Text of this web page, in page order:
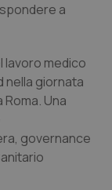
a
lavoro medico
nella giornata
Una
governance